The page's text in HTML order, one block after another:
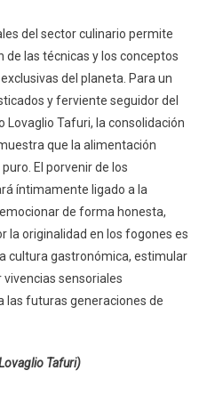
del sector culinario permite
las técnicas y los conceptos
del planeta. Para un
y ferviente seguidor del
Lovaglio Tafuri, la consolidación
que la alimentación
El porvenir de los
íntimamente ligado a la
de forma honesta,
la originalidad en los fogones es
cultura gastronómica, estimular
sensoriales
futuras generaciones de
Tafuri)